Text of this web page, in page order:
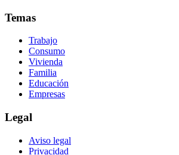
Temas
Trabajo
Consumo
Vivienda
Familia
Educación
Empresas
Legal
Aviso legal
Privacidad